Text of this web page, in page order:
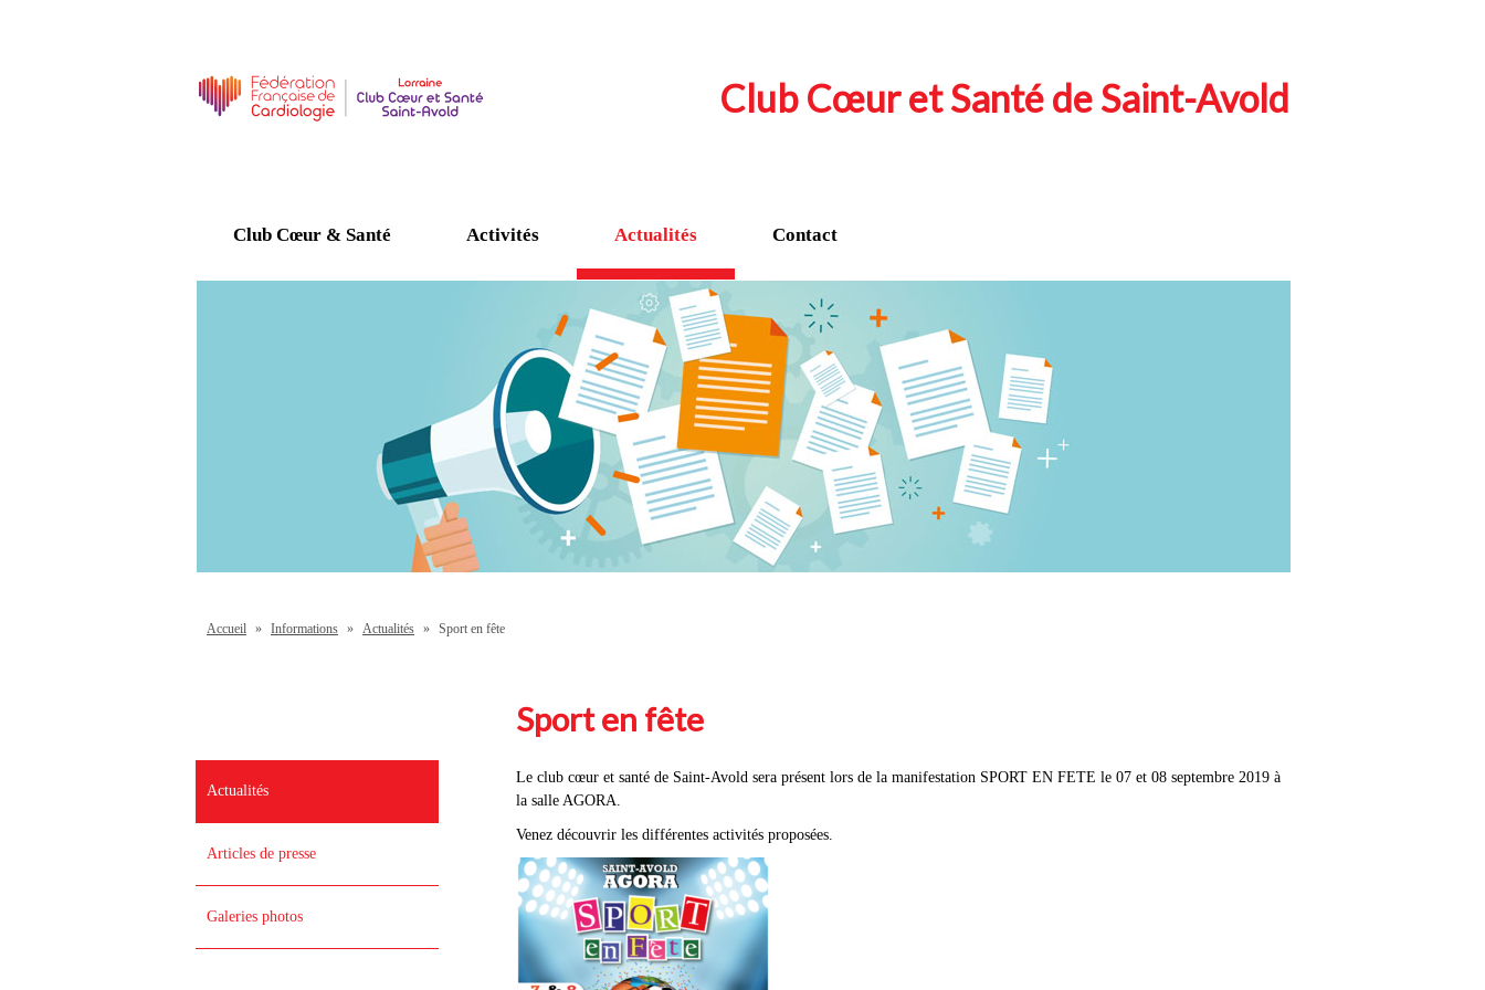
Club Cœur et Santé de Saint-Avold
Club Cœur & Santé Activités Actualités Contact
Accueil » Informations » Actualités » Sport en fête
Actualités
Articles de presse
Galeries photos
Sport en fête
Le club cœur et santé de Saint-Avold sera présent lors de la manifestation SPORT EN FETE le 07 et 08 septembre 2019 à
la salle AGORA.
Venez découvrir les différentes activités proposées.